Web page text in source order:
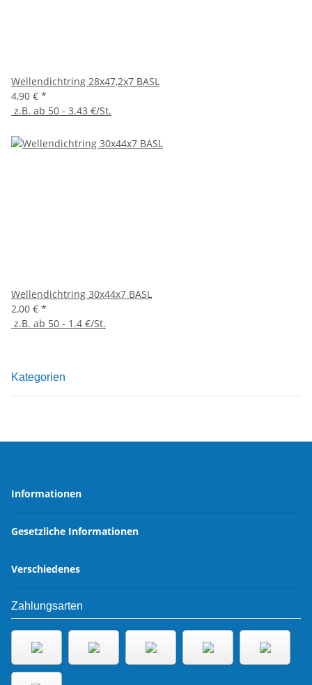
Wellendichtring 28x47,2x7 BASL
4,90 € *
z.B. ab 50 - 3.43 €/St.
Wellendichtring 30x44x7 BASL
2,00 € *
z.B. ab 50 - 1.4 €/St.
Kategorien
Informationen
Gesetzliche Informationen
Verschiedenes
Zahlungsarten